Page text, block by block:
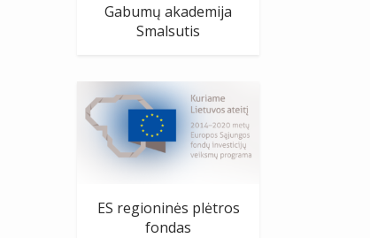
Gabumų akademija
Smalsutis
ES regioninės plėtros
fondas